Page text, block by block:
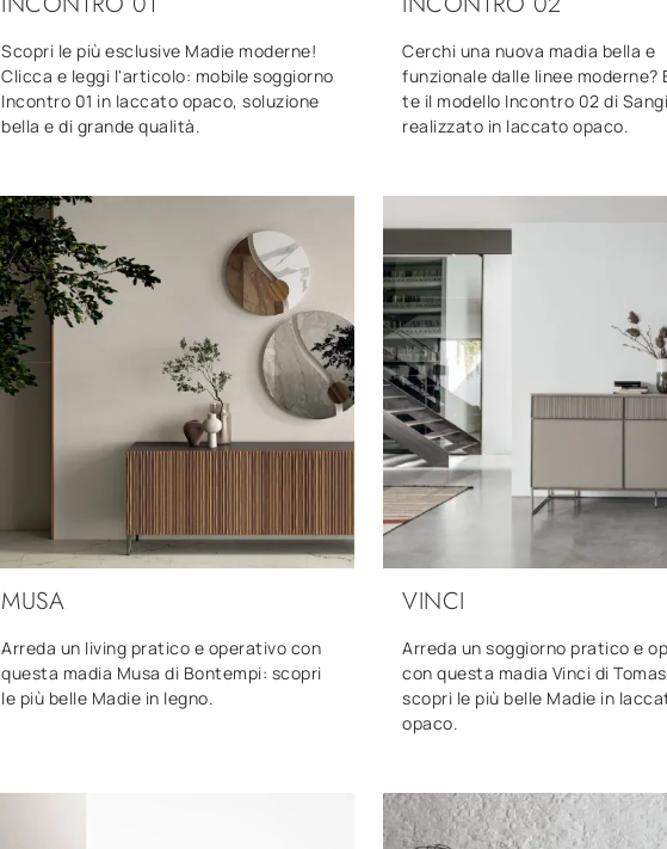
Scopri le più esclusive Madie moderne!
Clicca e leggi l'articolo: mobile soggiorno
Incontro 01 in laccato opaco, soluzione
bella e di grande qualità.
Cerchi una nuova madia bella e
funzionale dalle linee moderne?
te il modello Incontro 02 di
realizzato in laccato opaco.
MUSA
Arreda un living pratico e operativo con
questa madia Musa di Bontempi: scopri
le più belle Madie in legno.
VINCI
Arreda un soggiorno pratico e
con questa madia Vinci di
scopri le più belle Madie in
opaco.